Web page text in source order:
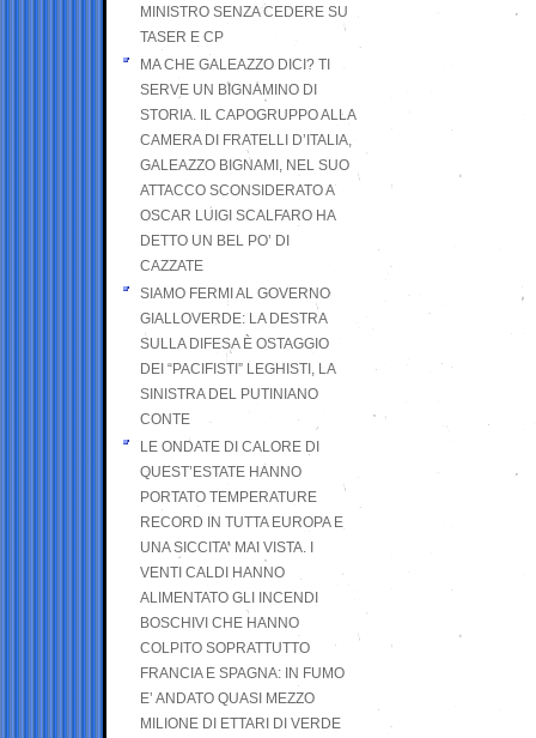
MINISTRO SENZA CEDERE SU
TASER E CP
MA CHE GALEAZZO DICI? TI
SERVE UN BIGNAMINO DI
STORIA. IL CAPOGRUPPO ALLA
CAMERA DI FRATELLI D’ITALIA,
GALEAZZO BIGNAMI, NEL SUO
ATTACCO SCONSIDERATO A
OSCAR LUIGI SCALFARO HA
DETTO UN BEL PO’ DI
CAZZATE
SIAMO FERMI AL GOVERNO
GIALLOVERDE: LA DESTRA
SULLA DIFESA È OSTAGGIO
DEI “PACIFISTI” LEGHISTI, LA
SINISTRA DEL PUTINIANO
CONTE
LE ONDATE DI CALORE DI
QUEST’ESTATE HANNO
PORTATO TEMPERATURE
RECORD IN TUTTA EUROPA E
UNA SICCITA’ MAI VISTA. I
VENTI CALDI HANNO
ALIMENTATO GLI INCENDI
BOSCHIVI CHE HANNO
COLPITO SOPRATTUTTO
FRANCIA E SPAGNA: IN FUMO
E’ ANDATO QUASI MEZZO
MILIONE DI ETTARI DI VERDE